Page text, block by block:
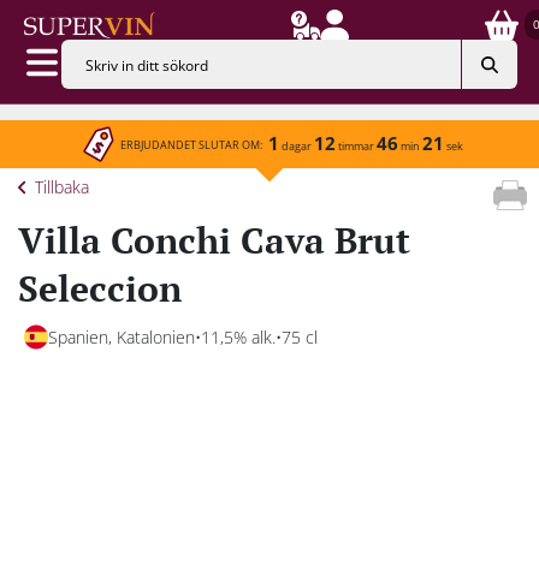
0
ERBJUDANDET SLUTAR OM: 1 dagar 12 timmar46 min 21 sek
Tillbaka
Villa Conchi Cava Brut
Seleccion
Spanien, Katalonien 11,5% alk. 75 cl